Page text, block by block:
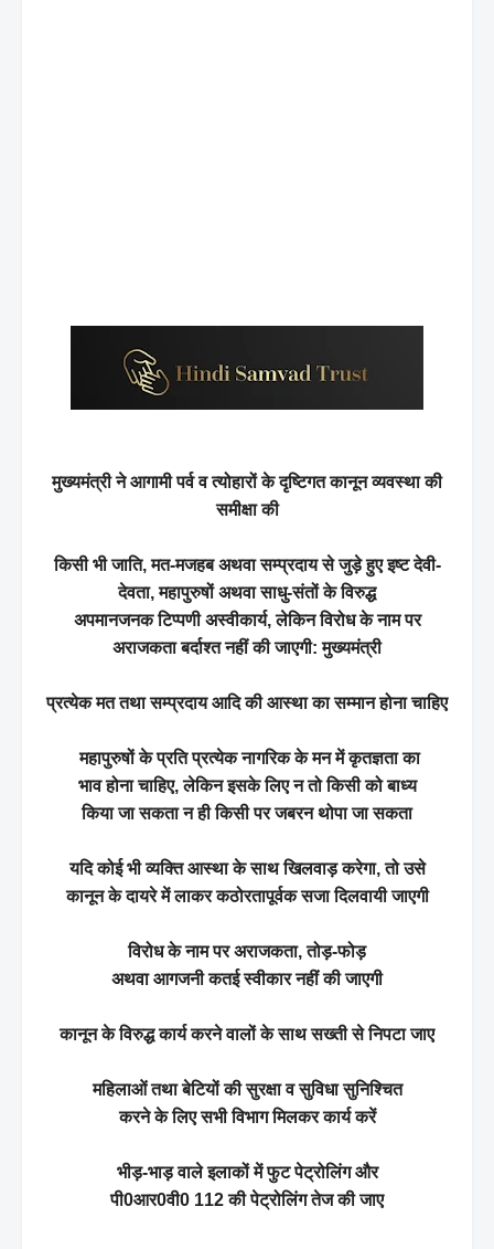
मुख्यमंत्री ने आगामी पर्व व त्योहारों के दृष्टिगत कानून व्यवस्था की
समीक्षा की
किसी भी जाति, मत-मजहब अथवा सम्प्रदाय से जुड़े हुए इष्ट देवी-
देवता, महापुरुषों अथवा साधु-संतों के विरुद्ध
अपमानजनक टिप्पणी अस्वीकार्य, लेकिन विरोध के नाम पर
अराजकता बर्दाश्त नहीं की जाएगी: मुख्यमंत्री
प्रत्येक मत तथा सम्प्रदाय आदि की आस्था का सम्मान होना चाहिए
महापुरुषों के प्रति प्रत्येक नागरिक के मन में कृतज्ञता का
भाव होना चाहिए, लेकिन इसके लिए न तो किसी को बाध्य
किया जा सकता न ही किसी पर जबरन थोपा जा सकता
यदि कोई भी व्यक्ति आस्था के साथ खिलवाड़ करेगा, तो उसे
कानून के दायरे में लाकर कठोरतापूर्वक सजा दिलवायी जाएगी
विरोध के नाम पर अराजकता, तोड़-फोड़
अथवा आगजनी कतई स्वीकार नहीं की जाएगी
कानून के विरुद्ध कार्य करने वालों के साथ सख्ती से निपटा जाए
महिलाओं तथा बेटियों की सुरक्षा व सुविधा सुनिश्चित
करने के लिए सभी विभाग मिलकर कार्य करें
भीड़-भाड़ वाले इलाकों में फुट पेट्रोलिंग और
पी0आर0वी0 112 की पेट्रोलिंग तेज की जाए